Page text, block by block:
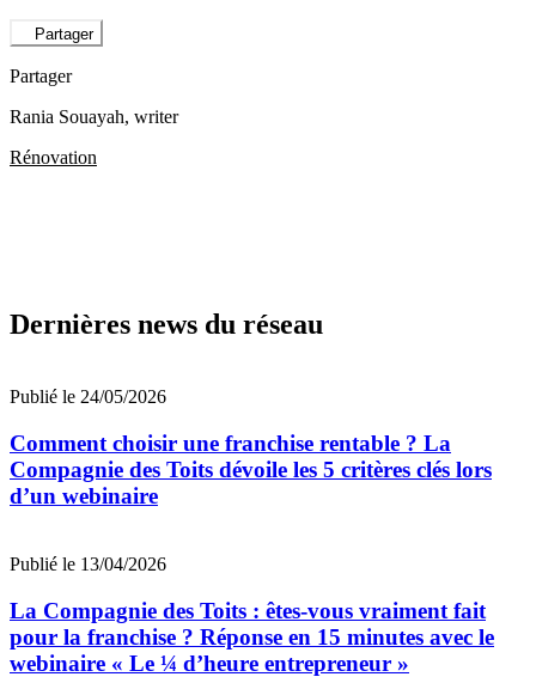
Partager
Partager
Rania Souayah, writer
Rénovation
Dernières news du réseau
Publié le 24/05/2026
Comment choisir une franchise rentable ? La
Compagnie des Toits dévoile les 5 critères clés lors
d’un webinaire
Publié le 13/04/2026
La Compagnie des Toits : êtes-vous vraiment fait
pour la franchise ? Réponse en 15 minutes avec le
webinaire « Le ¼ d’heure entrepreneur »